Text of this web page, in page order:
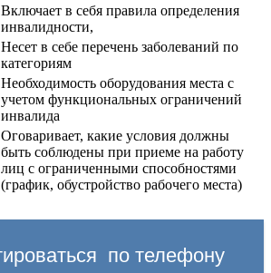
Включает в себя правила определения
инвалидности,
Несет в себе перечень заболеваний по
категориям
Необходимость оборудования места с
учетом функциональных ограничений
инвалида
Оговаривает, какие условия должны
быть соблюдены при приеме на работу
лиц с ограниченными способностями
(график, обустройство рабочего места)